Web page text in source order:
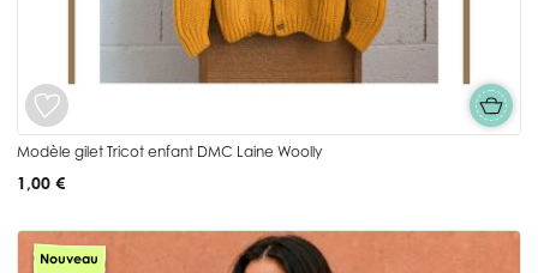
Modèle gilet Tricot enfant DMC Laine Woolly
1,00 €
Nouveau